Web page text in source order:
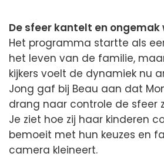
De sfeer kantelt en
Het programma startte als
het leven van de familie,
kijkers voelt de dynamiek nu
Jong gaf bij Beau aan dat
drang naar controle de sfeer
Je ziet hoe zij haar kinderen
bemoeit met hun keuzes en
camera kleineert.